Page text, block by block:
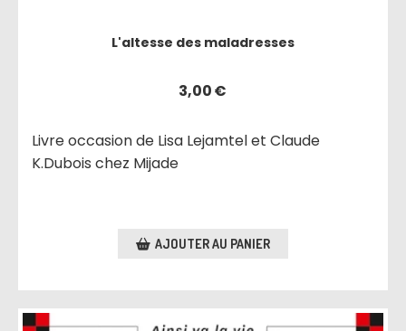
L'altesse des maladresses
3,00€
Livre occasion de Lisa Lejamtel et Claude
K.Dubois chez Mijade
AJOUTER AU PANIER